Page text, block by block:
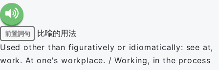
前置詞句
比喩的用法
Used other than figuratively or idiomatically: see at,
work. At one's workplace. / Working, in the process